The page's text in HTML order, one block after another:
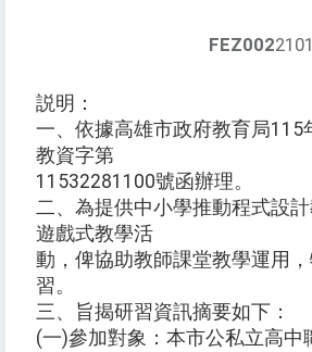
FEZ002
説明：
一、依據高雄市政府教育局115
教資字第
11532281100號函辦理。
二、為提供中小學推動程式設
遊戲式教學活
動，俾協助教師課堂教學運用
習。
三、旨揭研習資訊摘要如下：
(一)參加對象：本市公私立高中